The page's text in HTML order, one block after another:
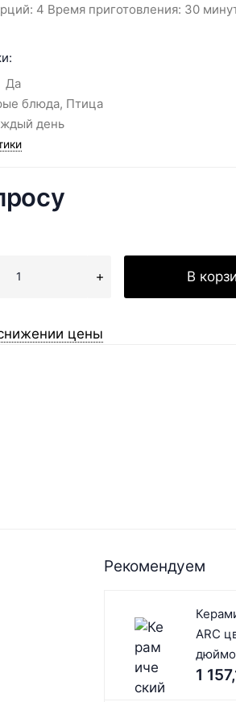
4 Время приготовления: 30
Да
блюда, Птица
день
В
цены
Рекомендуем
ARC
1